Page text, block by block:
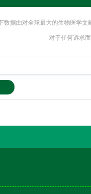
数据由对全球最大的生物医学
对于任何诉求